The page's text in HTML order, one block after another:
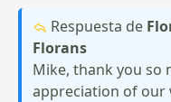
Respuesta de
Florans
Mike, thank you so
appreciation of our